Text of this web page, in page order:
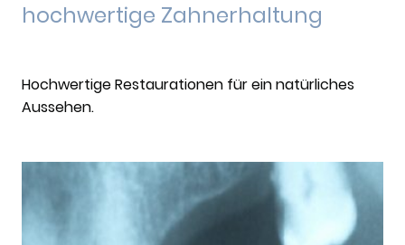
hochwertige Zahnerhaltung
Hochwertige Restaurationen für ein natürliches
Aussehen.